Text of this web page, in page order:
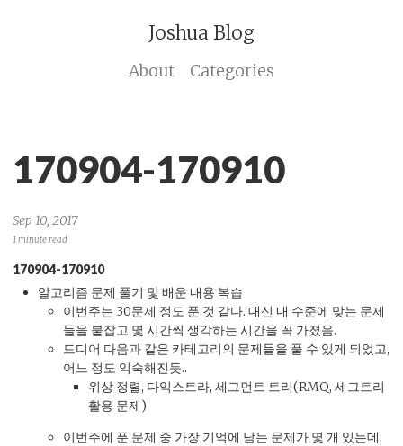
Joshua Blog
About Categories
170904-170910
Sep 10, 2017
1 minute read
170904-170910
알고리즘 문제 풀기 및 배운 내용 복습
이번주는 30문제 정도 푼 것 같다. 대신 내 수준에 맞는 문제
들을 붙잡고 몇 시간씩 생각하는 시간을 꼭 가졌음.
드디어 다음과 같은 카테고리의 문제들을 풀 수 있게 되었고,
어느 정도 익숙해진듯..
위상 정렬, 다익스트라, 세그먼트 트리(RMQ, 세그트리
활용 문제)
이번주에 푼 문제 중 가장 기억에 남는 문제가 몇 개 있는데,